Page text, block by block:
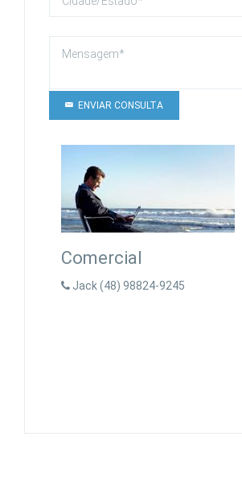
ENVIAR CONSULTA
Comercial
Jack (48) 98824-9245